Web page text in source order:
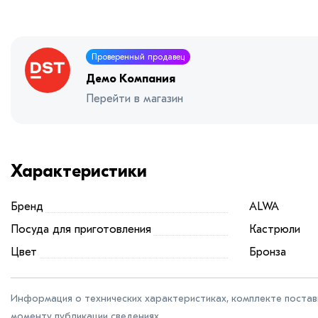
Проверенный продавец
Демо Компания
Перейти в магазин
Характеристики
Бренд
ALWA
Посуда для приготовления
Кастрюли
Цвет
Бронза
Информация о технических характеристиках, комплекте